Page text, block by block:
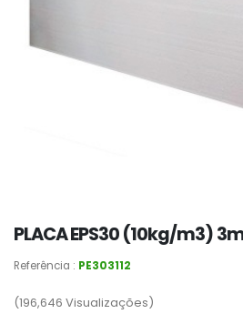
PLACA EPS30 (10kg/m3)
Referência : PE303112
(196,646 Visualizações)